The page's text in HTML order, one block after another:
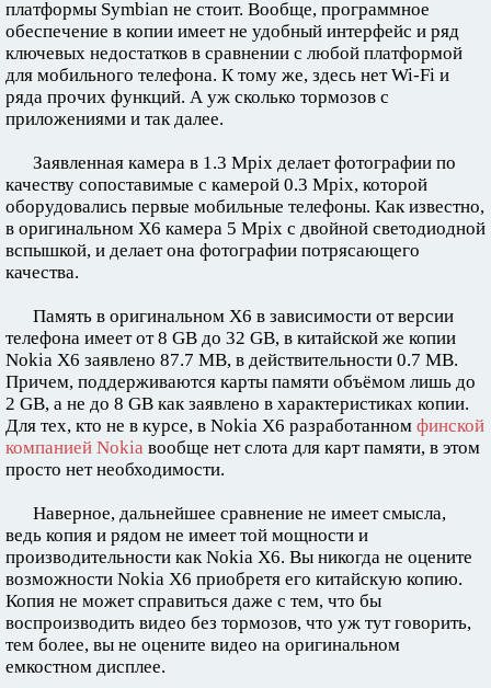
платформы Symbian не стоит. Вообще, программное
обеспечение в копии имеет не удобный интерфейс и ряд
ключевых недостатков в сравнении с любой платформой
для мобильного телефона. К тому же, здесь нет Wi-Fi и
ряда прочих функций. А уж сколько тормозов с
приложениями и так далее.
Заявленная камера в 1.3 Mpix делает фотографии по
качеству сопоставимые с камерой 0.3 Mpix, которой
оборудовались первые мобильные телефоны. Как известно,
в оригинальном X6 камера 5 Mpix с двойной светодиодной
вспышкой, и делает она фотографии потрясающего
качества.
Память в оригинальном X6 в зависимости от версии
телефона имеет от 8 GB до 32 GB, в китайской же копии
Nokia X6 заявлено 87.7 MB, в действительности 0.7 MB.
Причем, поддерживаются карты памяти объёмом лишь до
2 GB, а не до 8 GB как заявлено в характеристиках копии.
Для тех, кто не в курсе, в Nokia X6 разработанном финской
компанией Nokia вообще нет слота для карт памяти, в этом
просто нет необходимости.
Наверное, дальнейшее сравнение не имеет смысла,
ведь копия и рядом не имеет той мощности и
производительности как Nokia X6. Вы никогда не оцените
возможности Nokia X6 приобретя его китайскую копию.
Копия не может справиться даже с тем, что бы
воспроизводить видео без тормозов, что уж тут говорить,
тем более, вы не оцените видео на оригинальном
емкостном дисплее.